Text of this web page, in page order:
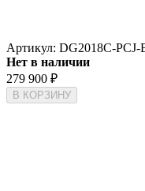
Артикул: DG2018C-PCJ-
Нет в наличии
279 900 ₽
В КОРЗИНУ